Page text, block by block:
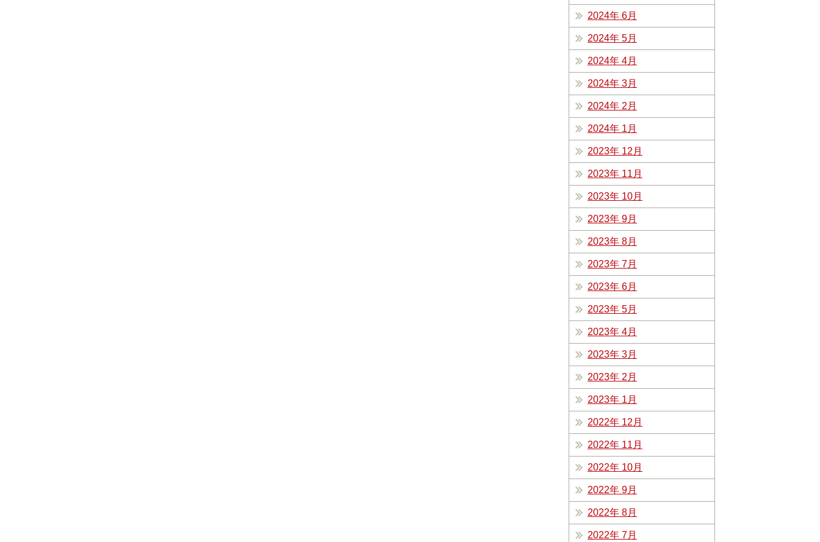
2024年 6月
2024年 5月
2024年 4月
2024年 3月
2024年 2月
2024年 1月
2023年 12月
2023年 11月
2023年 10月
2023年 9月
2023年 8月
2023年 7月
2023年 6月
2023年 5月
2023年 4月
2023年 3月
2023年 2月
2023年 1月
2022年 12月
2022年 11月
2022年 10月
2022年 9月
2022年 8月
2022年 7月